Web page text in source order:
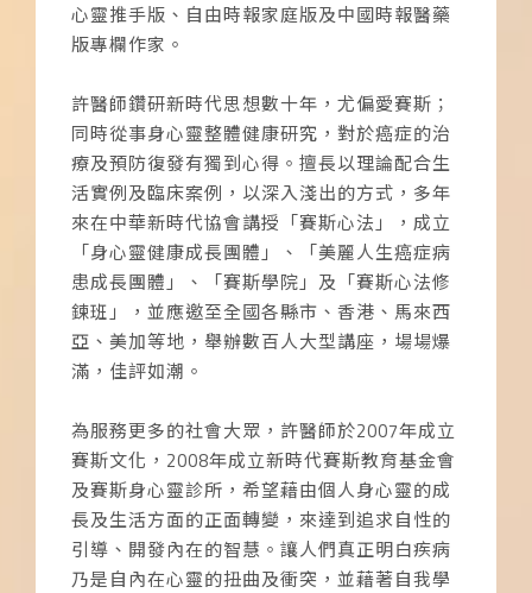
心靈推手版、自由時報家庭版及中國時報醫藥
版專欄作家。
許醫師鑽研新時代思想數十年，尤偏愛賽斯；
同時從事身心靈整體健康研究，對於癌症的治
療及預防復發有獨到心得。擅長以理論配合生
活實例及臨床案例，以深入淺出的方式，多年
來在中華新時代協會講授「賽斯心法」，成立
「身心靈健康成長團體」、「美麗人生癌症病
患成長團體」、「賽斯學院」及「賽斯心法修
鍊班」，並應邀至全國各縣市、香港、馬來西
亞、美加等地，舉辦數百人大型講座，場場爆
滿，佳評如潮。
為服務更多的社會大眾，許醫師於2007年成立
賽斯文化，2008年成立新時代賽斯教育基金會
及賽斯身心靈診所，希望藉由個人身心靈的成
長及生活方面的正面轉變，來達到追求自性的
引導、開發內在的智慧。讓人們真正明白疾病
乃是自內在心靈的扭曲及衝突，並藉著自我學